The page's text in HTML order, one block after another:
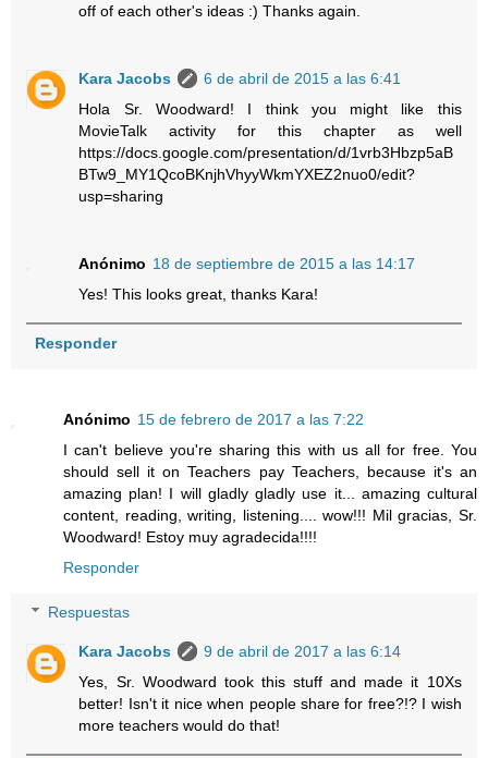
off of each other's ideas :) Thanks again.
Kara Jacobs
6 de abril de 2015 a las 6:41
Hola Sr. Woodward! I think you might like this
MovieTalk activity for this chapter as well
https://docs.google.com/presentation/d/1vrb3Hbzp5aB
BTw9_MY1QcoBKnjhVhyyWkmYXEZ2nuo0/edit?
usp=sharing
Anónimo 18 de septiembre de 2015 a las 14:17
Yes! This looks great, thanks Kara!
Responder
Anónimo 15 de febrero de 2017 a las 7:22
I can't believe you're sharing this with us all for free. You
should sell it on Teachers pay Teachers, because it's an
amazing plan! I will gladly gladly use it... amazing cultural
content, reading, writing, listening.... wow!!! Mil gracias, Sr.
Woodward! Estoy muy agradecida!!!!
Responder
Respuestas
Kara Jacobs
9 de abril de 2017 a las 6:14
Yes, Sr. Woodward took this stuff and made it 10Xs
better! Isn't it nice when people share for free?!? I wish
more teachers would do that!